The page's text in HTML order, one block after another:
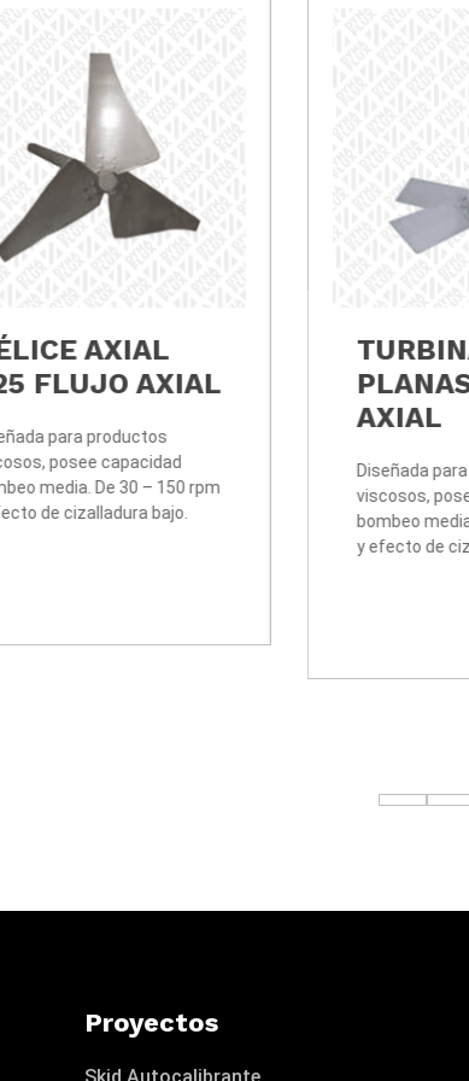
HÉLICE AXIAL
T25 FLUJO AXIAL
Diseñada para productos
viscosos, posee capacidad
bombeo media. De 30 – 150 rpm
y efecto de cizalladura bajo.
Proyectos